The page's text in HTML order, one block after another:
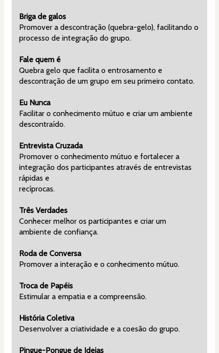
Briga de galos
Promover a descontração (quebra-gelo), facilitando o
processo de integração do grupo.
Fale quem é
Quebra gelo que facilita o entrosamento e
descontração de um grupo em seu primeiro contato.
Eu Nunca
Facilitar o conhecimento mútuo e criar um ambiente
descontraído.
Entrevista Cruzada
Promover o conhecimento mútuo e fortalecer a
integração dos participantes através de entrevistas
rápidas e
recíprocas.
Três Verdades
Conhecer melhor os participantes e criar um
ambiente de confiança.
Roda de Conversa
Promover a interação e o conhecimento mútuo.
Troca de Papéis
Estimular a empatia e a compreensão.
História Coletiva
Desenvolver a criatividade e a coesão do grupo.
Pingue-Pongue de Ideias